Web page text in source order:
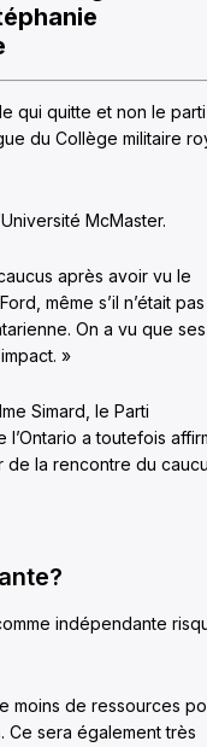
qui quitte et non le parti
du Collège militaire
McMaster.
après avoir vu le
même s’il n’était pas
On a vu que ses
»
Simard, le Parti
a toutefois
de la rencontre du
indépendante
moins de ressources
Ce sera également très